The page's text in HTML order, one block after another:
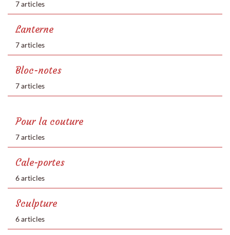
7 articles
Lanterne
7 articles
Bloc-notes
7 articles
Pour la couture
7 articles
Cale-portes
6 articles
Sculpture
6 articles